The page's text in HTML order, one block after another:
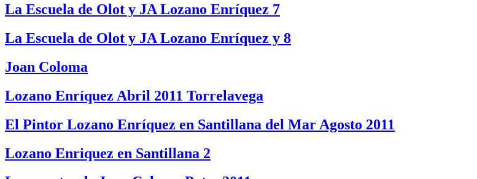
La Escuela de Olot y JA Lozano Enríquez 7
La Escuela de Olot y JA Lozano Enríquez y 8
Joan Coloma
Lozano Enríquez Abril 2011 Torrelavega
El Pintor Lozano Enríquez en Santillana del Mar Agosto 2011
Lozano Enriquez en Santillana 2